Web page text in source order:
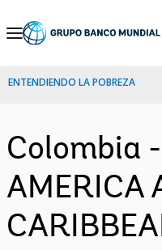
Skip
Navigation
ENTENDIENDO LA POBREZA
Colombia
AMERICA